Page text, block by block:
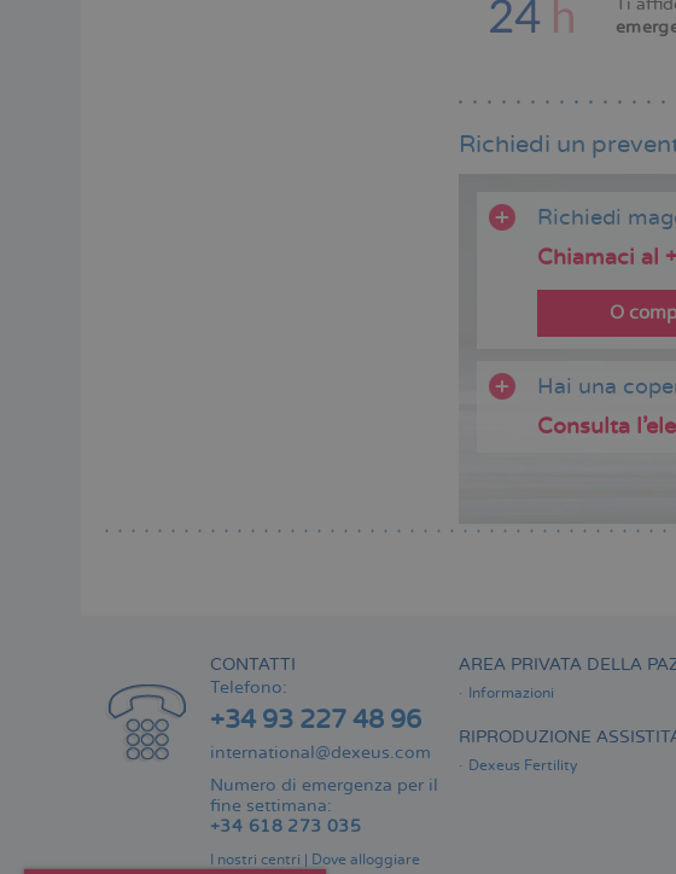
Ti
Richiedi un
Richiedi
Chiamaci al
O
Hai una
Consulta
CONTATTI
Telefono:
+34 93 227 48 96
international@dexeus.com
Numero di emergenza per il
fine settimana:
+34 618 273 035
I nostri centri Dove alloggiare
AREA PRIVATA DELLA
Informazioni
RIPRODUZIONE
Dexeus Fertility